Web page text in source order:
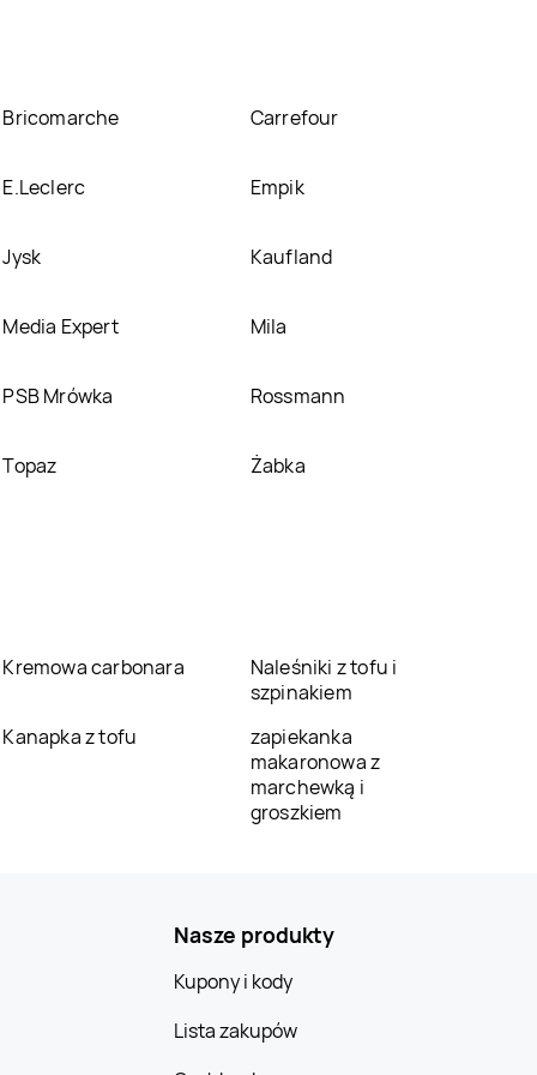
Bricomarche Carrefour
E.Leclerc Empik
Jysk Kaufland
Media Expert Mila
PSB Mrówka Rossmann
Topaz Żabka
Kremowa carbonara
Naleśniki z tofu i
szpinakiem
Kanapka z tofu
zapiekanka
makaronowa z
marchewką i
groszkiem
Nasze produkty
Kupony i kody
Lista zakupów